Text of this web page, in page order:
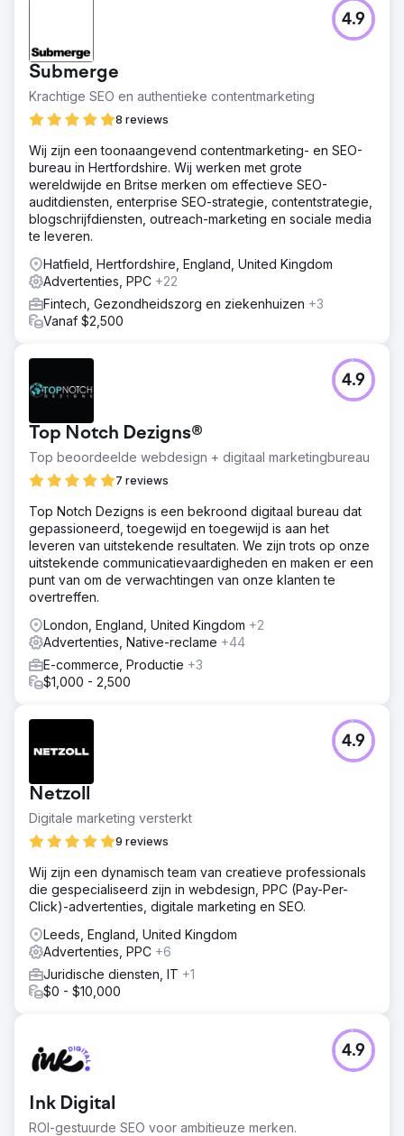
Een Welshe uniformenleverancier wilde de Europese
campagnes al uitgevoerd met een minimale return van 4x
als doel. Ze wilden hun merk over het hele continent
katapulteren met Microsoft Ads en vroegen ons om alles
vanaf de grond af op te bouwen.
We hebben veel van onze expertise en ervaring van
Google Ads gebruikt met de contextuele kennis die nodig
is om ons aan te passen aan nieuwe doelgroepen en
demografieën op Microsoft Ads. We hadden een duidelijk
andere strategie dan Google Ads, maar waren tevreden
met een vergelijkbare prestatie.
Resultaat
Binnen zes maanden genereerden we met ons
strategische reclame-initiatief meer dan $ 250.000 aan
inkomsten, waarbij we consequent een minimaal
methodische aanpak en aandacht voor optimalisatie
gedurende het hele proces.
Naar bureaupagina
Submerge
Krachtige SEO en authentieke contentmarketing
8 reviews
4.9
Wij zijn een toonaangevend contentmarketing- en SEO-
bureau in Hertfordshire. Wij werken met grote
wereldwijde en Britse merken om effectieve SEO-
auditdiensten, enterprise SEO-strategie, contentstrategie,
blogschrijfdiensten, outreach-marketing en sociale media
te leveren.
Hatfield, Hertfordshire, England, United Kingdom
Advertenties, PPC +22
Fintech, Gezondheidszorg en ziekenhuizen +3
Vanaf $2,500
Top Notch Dezigns®
Top beoordeelde webdesign + digitaal marketingbureau
7 reviews
4.9
Top Notch Dezigns is een bekroond digitaal bureau dat
gepassioneerd, toegewijd en toegewijd is aan het
leveren van uitstekende resultaten. We zijn trots op onze
uitstekende communicatievaardigheden en maken er een
punt van om de verwachtingen van onze klanten te
overtreffen.
London, England, United Kingdom +2
Advertenties, Native-reclame +44
E-commerce, Productie +3
$1,000 - 2,500
Netzoll
Digitale marketing versterkt
9 reviews
4.9
Wij zijn een dynamisch team van creatieve professionals
die gespecialiseerd zijn in webdesign, PPC (Pay-Per-
Click)-advertenties, digitale marketing en SEO.
Leeds, England, United Kingdom
Advertenties, PPC +6
Juridische diensten, IT +1
$0 - $10,000
Ink Digital
ROI-gestuurde SEO voor ambitieuze merken.
4.9